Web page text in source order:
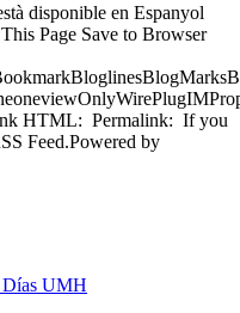
disponible en Espanyol
Page Save to Browser
HTML: Permalink: If you
Feed.Powered by
Días UMH